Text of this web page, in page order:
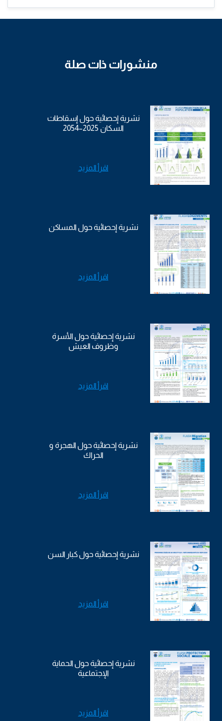
منشورات ذات صلة
نشرية إحصائية حول إسقاطات
السكان 2025–2054
اقرأ المزيد
نشرية إحصائية حول المساكن
اقرأ المزيد
نشرية إحصائية حول الأسرة
وظروف العيش
اقرأ المزيد
نشرية إحصائية حول الهجرة و
الحراك
اقرأ المزيد
نشرية إحصائية حول كبار السن
اقرأ المزيد
نشرية إحصائية حول الحماية
الإجتماعية
اقرأ المزيد